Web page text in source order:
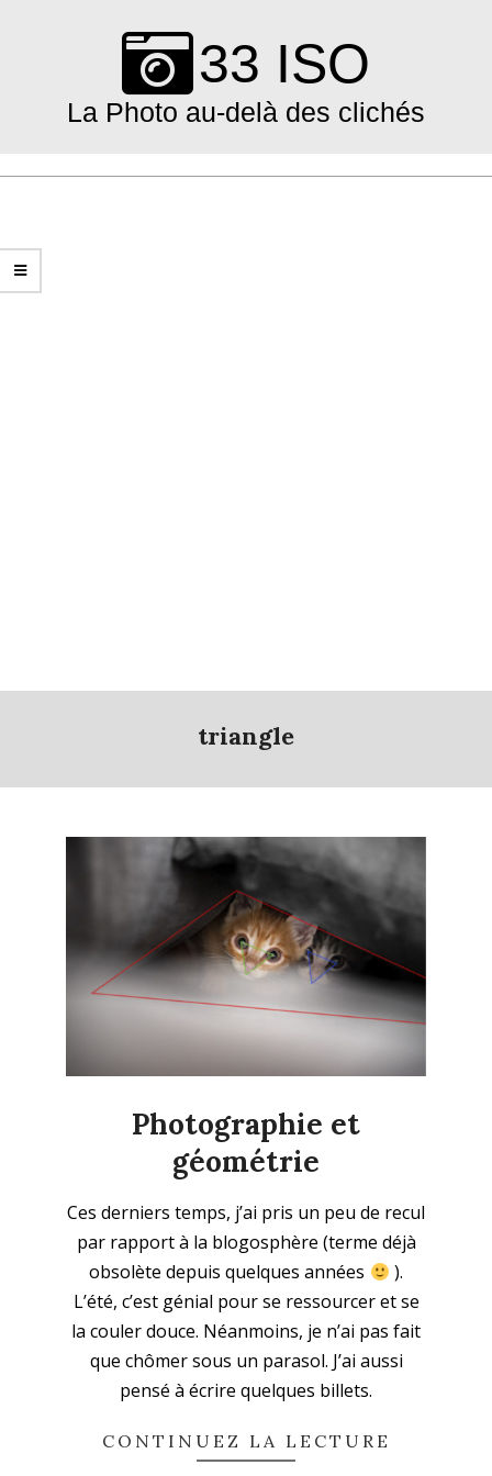
33 ISO
La Photo au-delà des clichés
Primary
triangle
Photographie et
géométrie
08-
07
Ces derniers temps, j’ai pris un peu de recul
par rapport à la blogosphère (terme déjà
obsolète depuis quelques années
).
L’été, c’est génial pour se ressourcer et se
la couler douce. Néanmoins, je n’ai pas fait
que chômer sous un parasol. J’ai aussi
pensé à écrire quelques billets.
CONTINUEZ LA LECTURE